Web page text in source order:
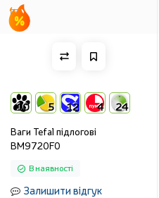
10 5 12 4 24
Ваги Tefal підлогові
BM9720F0
В наявності
Залишити відгук